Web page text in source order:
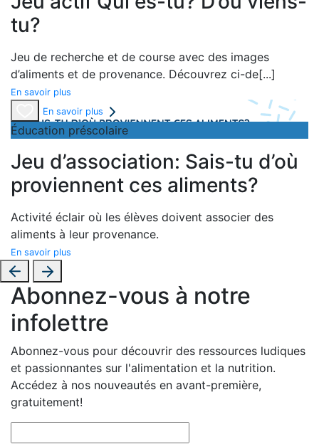
tu?
Jeu de recherche et de course avec des images
d’aliments et de provenance. Découvrez ci-de[...]
En savoir plus
En savoir plus
Éducation préscolaire
Jeu d’association: Sais-tu d’où
proviennent ces aliments?
Activité éclair où les élèves doivent associer des
aliments à leur provenance.
En savoir plus
Abonnez-vous à notre
infolettre
Abonnez-vous pour découvrir des ressources ludiques
et passionnantes sur l'alimentation et la nutrition.
Accédez à nos nouveautés en avant-première,
gratuitement!